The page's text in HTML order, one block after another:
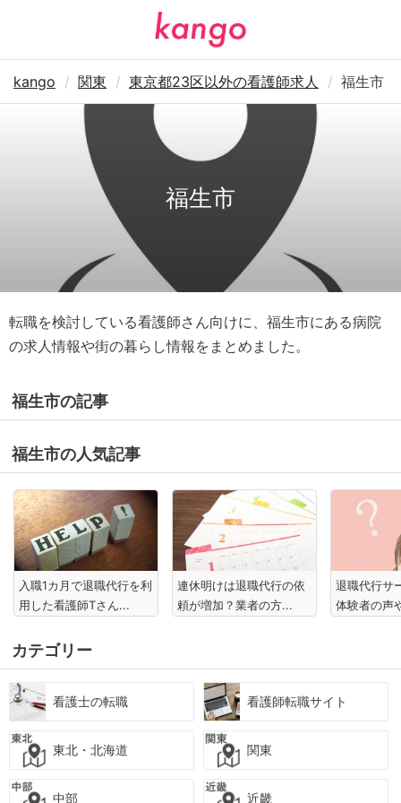
kango 関東 東京都23区以外の看護師求人 福生市
福生市
転職を検討している看護師さん向けに、福生市にある病院
の求人情報や街の暮らし情報をまとめました。
福生市の記事
福生市の人気記事
入職1カ月で退職代行を利
用した看護師Tさん...
連休明けは退職代行の依
頼が増加？業者の方...
退職代行サ
体験者の声
カテゴリー
看護士の転職 看護師転職サイト
東北・北海道 関東
中部 近畿